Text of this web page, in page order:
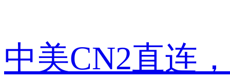
中美CN2直连